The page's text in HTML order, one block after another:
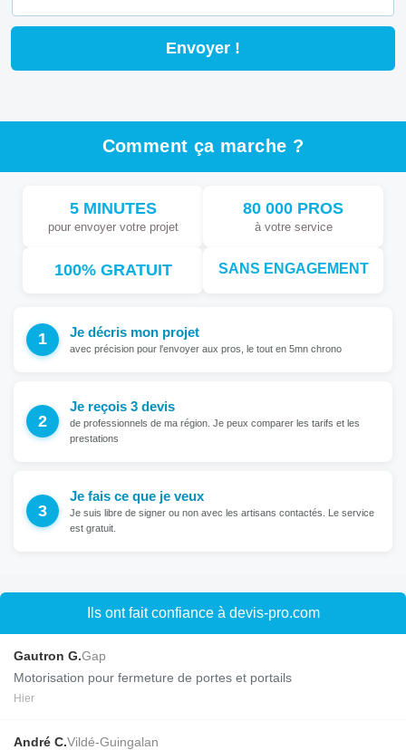
Comment ça marche ?
5 MINUTES
pour envoyer votre projet
80 000 PROS
à votre service
100% GRATUIT SANS ENGAGEMENT
Je décris mon projet
avec précision pour l'envoyer aux pros, le tout en 5mn chrono
Je reçois 3 devis
de professionnels de ma région. Je peux comparer les tarifs et les
prestations
Je fais ce que je veux
Je suis libre de signer ou non avec les artisans contactés. Le service
est gratuit.
Ils ont fait confiance à devis-pro.com
Gautron G.Gap
Motorisation pour fermeture de portes et portails
Hier
André C.Vildé-Guingalan